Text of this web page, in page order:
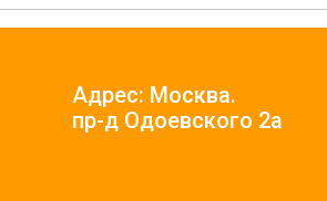
Адрес: Москва.
пр-д Одоевского 2а